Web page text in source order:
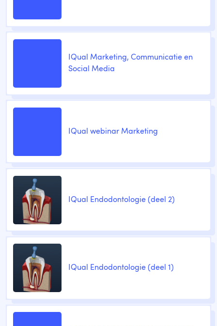
IQual Marketing, Communicatie en
Social Media
IQual webinar Marketing
IQual Endodontologie (deel 2)
IQual Endodontologie (deel 1)